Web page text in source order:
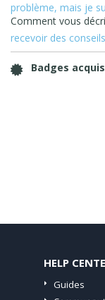
problème, mais je
Comment vous
recevoir des
Badges acquis
HELP
Guides